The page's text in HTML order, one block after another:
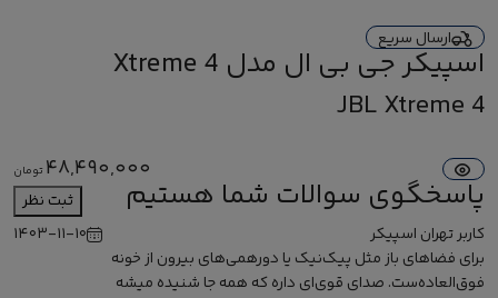
ارسال سریع
اسپیکر جی بی ال مدل Xtreme 4
JBL Xtreme 4
48,490,000 تومان
پاسخگوی سوالات شما هستیم
ثبت نظر
کاربر تهران اسپیکر
۱۴۰۳-۱۱-۱۰
برای فضاهای باز مثل پیک‌نیک یا دورهمی‌های بیرون از خونه
فوق‌العاده‌ست. صدای قوی‌ای داره که همه جا شنیده میشه